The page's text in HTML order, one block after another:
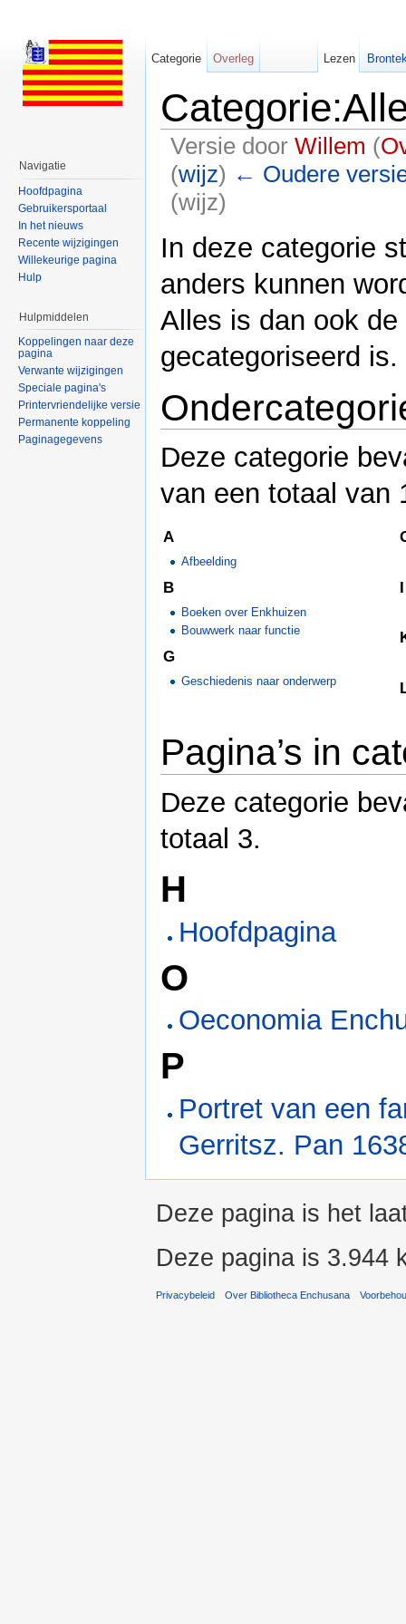
Versie door Willem (
(wijz) ← Oudere
(wijz)
In deze categorie
anders kunnen
Alles is dan ook
gecategoriseerd is.
Deze categorie
van een totaal van
A
Afbeelding
B
Boeken over Enkhuizen
Bouwwerk naar functie
G
Geschiedenis naar onderwerp
I
Pagina’s in
Deze categorie
totaal 3.
H
Hoofdpagina
O
Oeconomia
P
Portret van een
Gerritsz. Pan
Categorie Overleg Lezen
Navigatie
Hoofdpagina
Gebruikersportaal
In het nieuws
Recente wijzigingen
Willekeurige pagina
Hulp
Hulpmiddelen
Koppelingen naar deze
pagina
Verwante wijzigingen
Speciale pagina's
Printervriendelijke versie
Permanente koppeling
Paginagegevens
Deze pagina is het
Deze pagina is 3.944
Privacybeleid Over Bibliotheca Enchusana